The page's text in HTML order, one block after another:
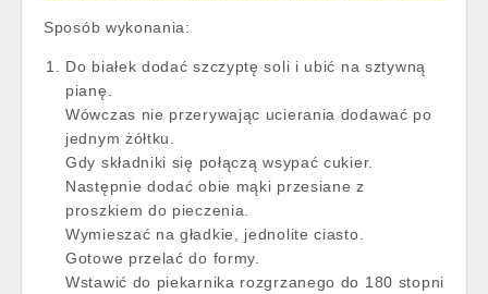
Sposób wykonania:
Do białek dodać szczyptę soli i ubić na sztywną
pianę.
Wówczas nie przerywając ucierania dodawać po
jednym żółtku.
Gdy składniki się połączą wsypać cukier.
Następnie dodać obie mąki przesiane z
proszkiem do pieczenia.
Wymieszać na gładkie, jednolite ciasto.
Gotowe przelać do formy.
Wstawić do piekarnika rozgrzanego do 180 stopni